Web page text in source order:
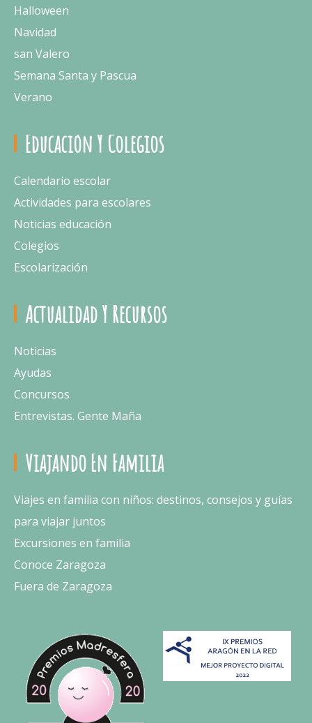
Halloween
Navidad
san Valero
Semana Santa y Pascua
Verano
Educación Y Colegios
Calendario escolar
Actividades para escolares
Noticias educación
Colegios
Escolarización
Actualidad Y Recursos
Noticias
Ayudas
Concursos
Entrevistas. Gente Maña
Viajando En Familia
Viajes en familia con niños: destinos, consejos y guías
para viajar juntos
Excursiones en familia
Conoce Zaragoza
Fuera de Zaragoza